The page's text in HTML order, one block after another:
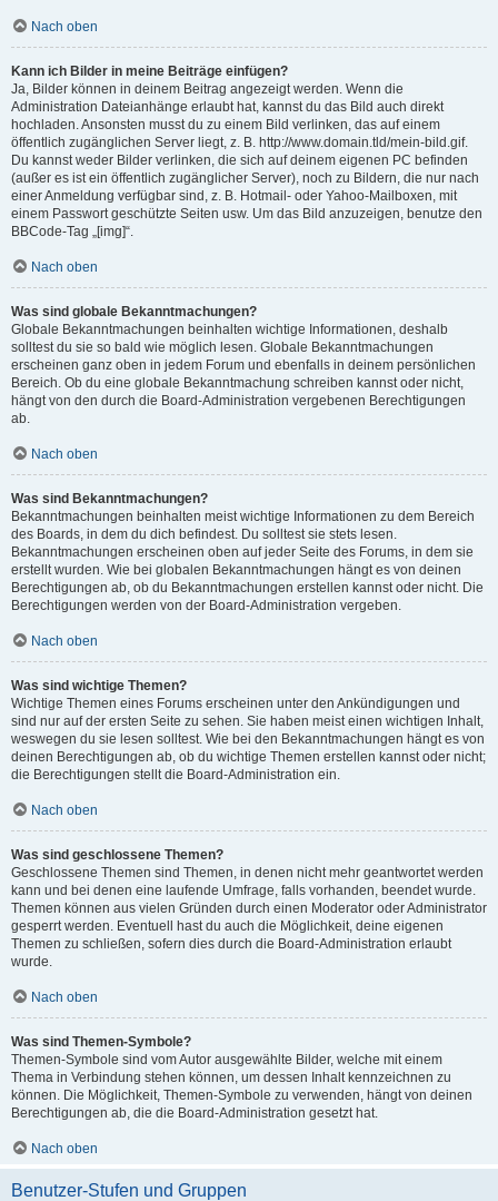
Nach oben
Kann ich Bilder in meine Beiträge einfügen?
Ja, Bilder können in deinem Beitrag angezeigt werden. Wenn die
Administration Dateianhänge erlaubt hat, kannst du das Bild auch direkt
hochladen. Ansonsten musst du zu einem Bild verlinken, das auf einem
öffentlich zugänglichen Server liegt, z. B. http://www.domain.tld/mein-bild.gif.
Du kannst weder Bilder verlinken, die sich auf deinem eigenen PC befinden
(außer es ist ein öffentlich zugänglicher Server), noch zu Bildern, die nur nach
einer Anmeldung verfügbar sind, z. B. Hotmail- oder Yahoo-Mailboxen, mit
einem Passwort geschützte Seiten usw. Um das Bild anzuzeigen, benutze den
BBCode-Tag „[img]“.
Nach oben
Was sind globale Bekanntmachungen?
Globale Bekanntmachungen beinhalten wichtige Informationen, deshalb
solltest du sie so bald wie möglich lesen. Globale Bekanntmachungen
erscheinen ganz oben in jedem Forum und ebenfalls in deinem persönlichen
Bereich. Ob du eine globale Bekanntmachung schreiben kannst oder nicht,
hängt von den durch die Board-Administration vergebenen Berechtigungen
ab.
Nach oben
Was sind Bekanntmachungen?
Bekanntmachungen beinhalten meist wichtige Informationen zu dem Bereich
des Boards, in dem du dich befindest. Du solltest sie stets lesen.
Bekanntmachungen erscheinen oben auf jeder Seite des Forums, in dem sie
erstellt wurden. Wie bei globalen Bekanntmachungen hängt es von deinen
Berechtigungen ab, ob du Bekanntmachungen erstellen kannst oder nicht. Die
Berechtigungen werden von der Board-Administration vergeben.
Nach oben
Was sind wichtige Themen?
Wichtige Themen eines Forums erscheinen unter den Ankündigungen und
sind nur auf der ersten Seite zu sehen. Sie haben meist einen wichtigen Inhalt,
weswegen du sie lesen solltest. Wie bei den Bekanntmachungen hängt es von
deinen Berechtigungen ab, ob du wichtige Themen erstellen kannst oder nicht;
die Berechtigungen stellt die Board-Administration ein.
Nach oben
Was sind geschlossene Themen?
Geschlossene Themen sind Themen, in denen nicht mehr geantwortet werden
kann und bei denen eine laufende Umfrage, falls vorhanden, beendet wurde.
Themen können aus vielen Gründen durch einen Moderator oder Administrator
gesperrt werden. Eventuell hast du auch die Möglichkeit, deine eigenen
Themen zu schließen, sofern dies durch die Board-Administration erlaubt
wurde.
Nach oben
Was sind Themen-Symbole?
Themen-Symbole sind vom Autor ausgewählte Bilder, welche mit einem
Thema in Verbindung stehen können, um dessen Inhalt kennzeichnen zu
können. Die Möglichkeit, Themen-Symbole zu verwenden, hängt von deinen
Berechtigungen ab, die die Board-Administration gesetzt hat.
Nach oben
Benutzer-Stufen und Gruppen